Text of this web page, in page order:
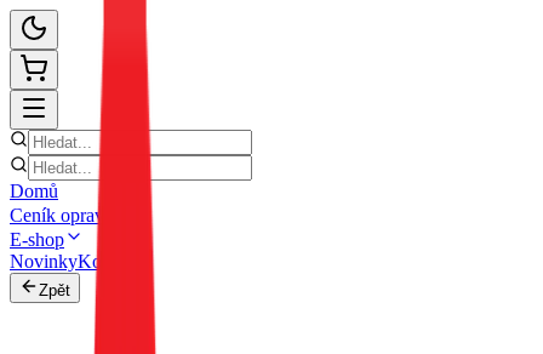
Domů
Ceník oprav
E-shop
NovinkyKontakt
Zpět